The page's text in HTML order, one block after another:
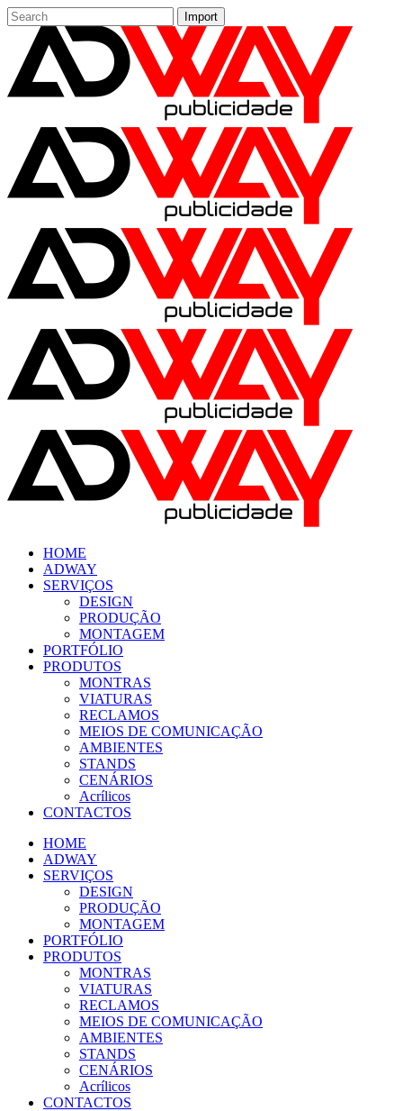
HOME
ADWAY
SERVIÇOS
DESIGN
PRODUÇÃO
MONTAGEM
PORTFÓLIO
PRODUTOS
MONTRAS
VIATURAS
RECLAMOS
MEIOS DE COMUNICAÇÃO
AMBIENTES
STANDS
CENÁRIOS
Acrílicos
CONTACTOS
HOME
ADWAY
SERVIÇOS
DESIGN
PRODUÇÃO
MONTAGEM
PORTFÓLIO
PRODUTOS
MONTRAS
VIATURAS
RECLAMOS
MEIOS DE COMUNICAÇÃO
AMBIENTES
STANDS
CENÁRIOS
Acrílicos
CONTACTOS